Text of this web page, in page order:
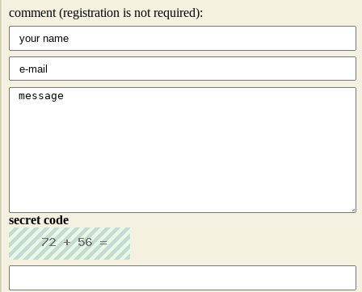
comment (registration is not required):
secret code